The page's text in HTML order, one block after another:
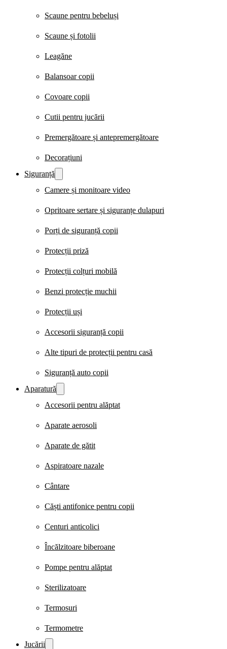
Scaune pentru bebeluși
Scaune și fotolii
Leagăne
Balansoar copii
Covoare copii
Cutii pentru jucării
Premergătoare și antepremergătoare
Decorațiuni
Siguranță
Camere și monitoare video
Opritoare sertare și siguranțe dulapuri
Porți de siguranță copii
Protecții priză
Protecții colțuri mobilă
Benzi protecție muchii
Protecții uși
Accesorii siguranță copii
Alte tipuri de protecții pentru casă
Siguranță auto copii
Aparatură
Accesorii pentru alăptat
Aparate aerosoli
Aparate de gătit
Aspiratoare nazale
Cântare
Căști antifonice pentru copii
Centuri anticolici
Încălzitoare biberoane
Pompe pentru alăptat
Sterilizatoare
Termosuri
Termometre
Jucării